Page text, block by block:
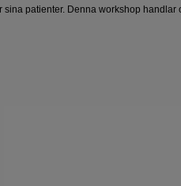
patienter. Denna workshop